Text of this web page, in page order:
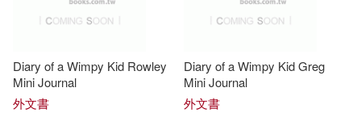
Diary of a Wimpy Kid Rowley
Mini Journal
外文書
Diary of a Wimpy Kid Greg
Mini Journal
外文書